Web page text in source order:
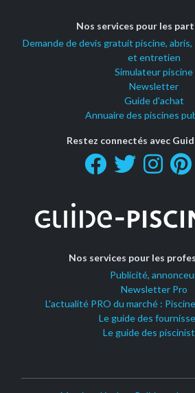
Nos services pour les
Demande de devis gratuit piscine, abris,
et entretien
Simulateur piscine
Newsletter
Guide d'achat
Annuaire des piscines
Restez connectés avec
Nos services pour les
Publicité,
Newsletter Pro
L'actualité PRO du marché :
Le guide des
Le guide des